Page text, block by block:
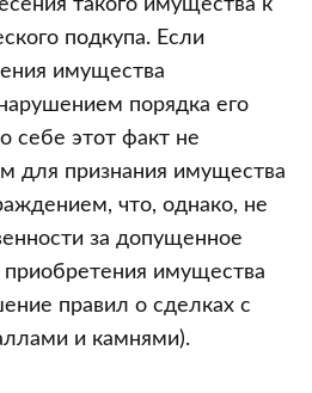
такого имущества к
подкупа. Если
имущества
порядка его
себе этот факт не
для признания имущества
что, однако, не
за допущенное
имущества
правил о сделках с
и камнями).